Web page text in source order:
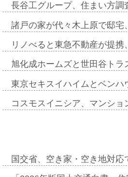
長谷工グループ、住まい方
諸戸の家が代々木上原で邸
リノべると東急不動産が提
旭化成ホームズと世田谷ト
東京セキスイハイムとベン
コスモスイニシア、マンシ
国交省、空き家・空き地対